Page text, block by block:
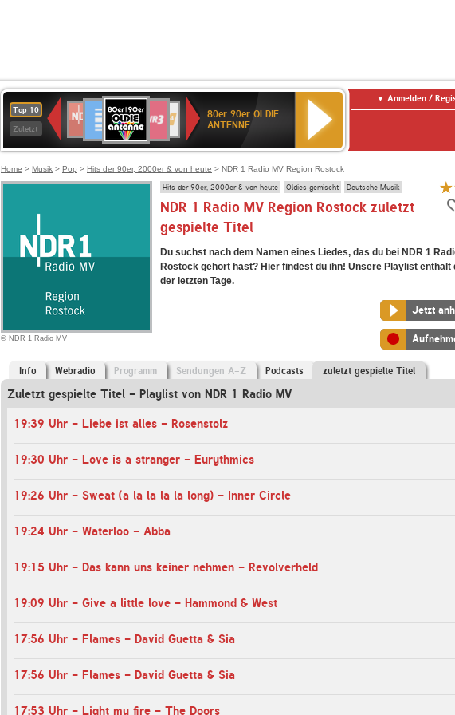
Top 10
Zuletzt
Deutschlandfunk
80er
90er
OLDIE
ANTENNE
SWR3
SWR
Kultur
NDR
2
80er 90er OLDIE
ANTENNE
Anmelden /
Home > Musik > Pop > Hits der 90er, 2000er & von heute > NDR 1 Radio MV Region Rostock
© NDR 1 Radio MV
Hits der 90er, 2000er & von heute Oldies gemischt Deutsche Musik
NDR 1 Radio MV Region Rostock zuletzt
gespielte Titel
Du suchst nach dem Namen eines Liedes, das du bei NDR 1
Rostock gehört hast? Hier findest du ihn! Unsere Playlist enthält
der letzten Tage.
Jetzt
Info Webradio Programm Sendungen A-Z Podcasts zuletzt gespielte Titel
Zuletzt gespielte Titel - Playlist von NDR 1 Radio MV
19:39 Uhr - Liebe ist alles - Rosenstolz
19:30 Uhr - Love is a stranger - Eurythmics
19:26 Uhr - Sweat (a la la la la long) - Inner Circle
19:24 Uhr - Waterloo - Abba
19:15 Uhr - Das kann uns keiner nehmen - Revolverheld
19:09 Uhr - Give a little love - Hammond & West
17:56 Uhr - Flames - David Guetta & Sia
17:56 Uhr - Flames - David Guetta & Sia
17:53 Uhr - Light my fire - The Doors